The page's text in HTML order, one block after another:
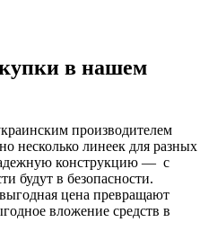
в нашем
производителем
несколько линеек для разных
конструкцию — с
будут в безопасности.
цена превращают
вложение средств в